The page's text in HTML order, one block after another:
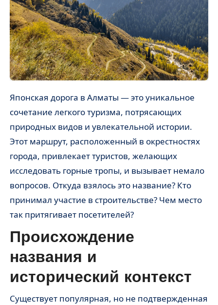
Японская дорога в Алматы — это уникальное
сочетание легкого туризма, потрясающих
природных видов и увлекательной истории.
Этот маршрут, расположенный в окрестностях
города, привлекает туристов, желающих
исследовать горные тропы, и вызывает немало
вопросов. Откуда взялось это название? Кто
принимал участие в строительстве? Чем место
так притягивает посетителей?
Происхождение
названия и
исторический контекст
Существует популярная, но не подтвержденная